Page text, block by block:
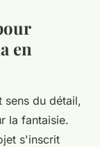
en
sens du détail,
la fantaisie.
s'inscrit